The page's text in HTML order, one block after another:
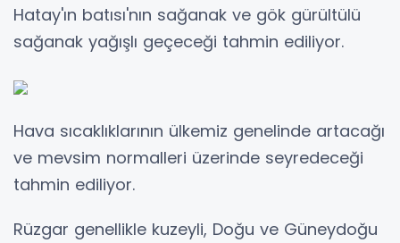
Hatay'ın batısı'nın sağanak ve gök gürültülü
sağanak yağışlı geçeceği tahmin ediliyor.
Hava sıcaklıklarının ülkemiz genelinde artacağı
ve mevsim normalleri üzerinde seyredeceği
tahmin ediliyor.
Rüzgar genellikle kuzeyli, Doğu ve Güneydoğu